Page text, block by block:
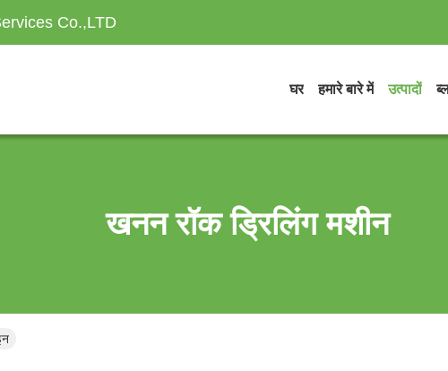
Co.,LTD
घर हमारे बारे में उत्पादों
खनन रॉक ड्रिलिंग मशीन